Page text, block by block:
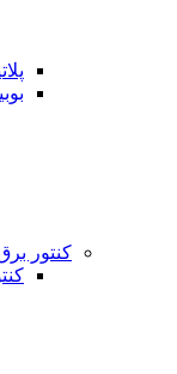
کنتور